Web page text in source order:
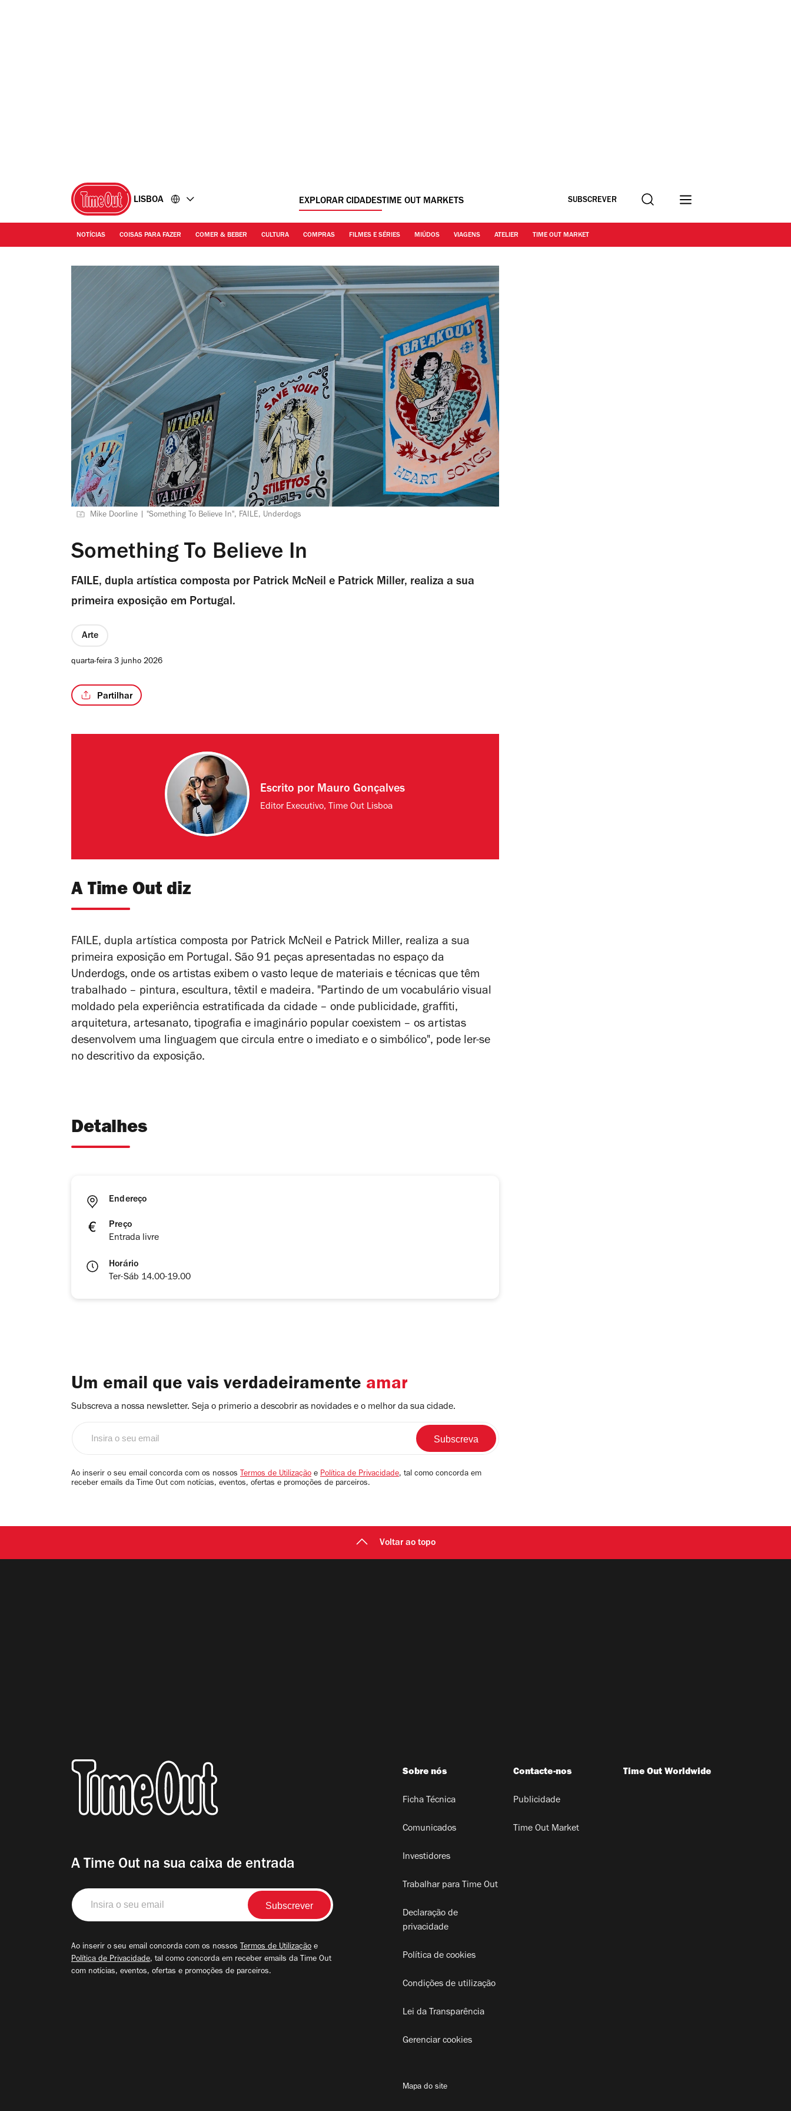
LISBOA EXPLORAR CIDADESTIME OUT MARKETS SUBSCREVER Procurar
NOTÍCIAS COISAS PARA FAZER COMER & BEBER CULTURA COMPRAS FILMES E SÉRIES MIÚDOS VIAGENS ATELIER TIME OUT MARKET
Mike Doorline | "Something To Believe In", FAILE, Underdogs
Something To Believe In
FAILE, dupla artística composta por Patrick McNeil e Patrick Miller, realiza a sua
primeira exposição em Portugal.
Arte
quarta-feira 3 junho 2026
Partilhar
Escrito por Mauro Gonçalves
Editor Executivo, Time Out Lisboa
A Time Out diz
FAILE, dupla artística composta por Patrick McNeil e Patrick Miller, realiza a sua
primeira exposição em Portugal. São 91 peças apresentadas no espaço da
Underdogs, onde os artistas exibem o vasto leque de materiais e técnicas que têm
trabalhado – pintura, escultura, têxtil e madeira. "Partindo de um vocabulário visual
moldado pela experiência estratificada da cidade – onde publicidade, graffiti,
arquitetura, artesanato, tipografia e imaginário popular coexistem – os artistas
desenvolvem uma linguagem que circula entre o imediato e o simbólico", pode ler-se
no descritivo da exposição.
Detalhes
Endereço
Preço
Entrada livre
Horário
Ter-Sáb 14.00-19.00
Um email que vais verdadeiramente amar
Subscreva a nossa newsletter. Seja o primerio a descobrir as novidades e o melhor da sua cidade.
email
Ao inserir o seu email concorda com os nossos Termos de Utilização e Política de Privacidade, tal como concorda em
receber emails da Time Out com notícias, eventos, ofertas e promoções de parceiros.
Voltar ao topo
A Time Out na sua caixa de entrada
Insira
o
seu
Ao inserir o seu email concorda com os nossos Termos de Utilização e
Política de Privacidade, tal como concorda em receber emails da Time Out
com notícias, eventos, ofertas e promoções de parceiros.
Sobre nós
Ficha Técnica
Comunicados
Investidores
Trabalhar para Time Out
Declaração de
privacidade
Política de cookies
Condições de utilização
Lei da Transparência
Gerenciar cookies
Contacte-nos
Publicidade
Time Out Market
Time Out Worldwide
Mapa do site